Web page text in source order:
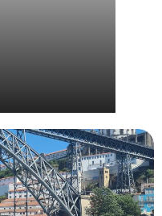
The Camp 2024